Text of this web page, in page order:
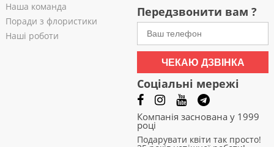
Наша команда
Поради з флористики
Наші роботи
Передзвонити вам ?
ЧЕКАЮ ДЗВІНКА
Соціальні мережі
Компанія заснована у 1999
році
Подарувати квіти так просто!